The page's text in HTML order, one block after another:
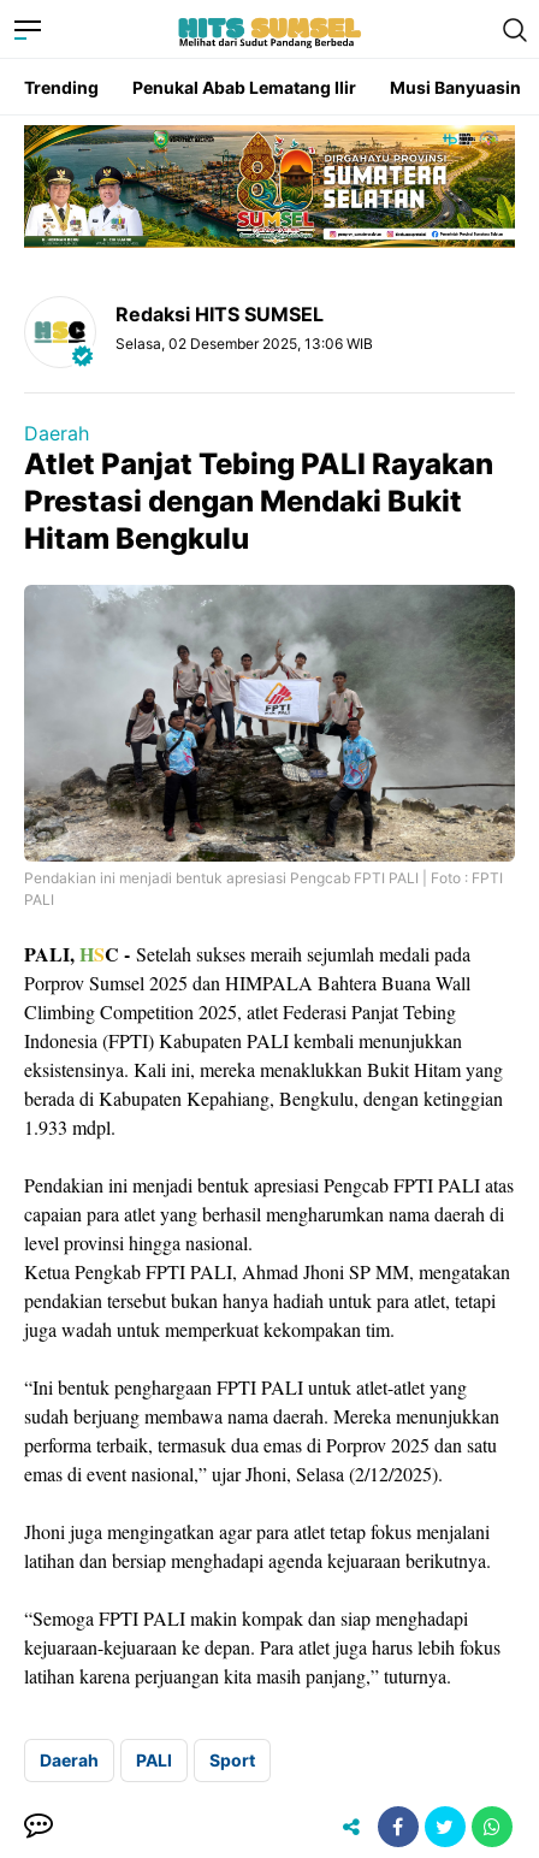
Trending Penukal Abab Lematang Ilir Musi Banyuasin
Redaksi HITS SUMSEL
Selasa, 02 Desember 2025, 13:06 WIB
Daerah
Atlet Panjat Tebing PALI Rayakan
Prestasi dengan Mendaki Bukit
Hitam Bengkulu
Pendakian ini menjadi bentuk apresiasi Pengcab FPTI PALI | Foto : FPTI
PALI
PALI,HSC - Setelah sukses meraih sejumlah medali pada
Porprov Sumsel 2025 dan HIMPALA Bahtera Buana Wall
Climbing Competition 2025, atlet Federasi Panjat Tebing
Indonesia (FPTI) Kabupaten PALI kembali menunjukkan
eksistensinya. Kali ini, mereka menaklukkan Bukit Hitamyang
berada di Kabupaten Kepahiang, Bengkulu, dengan ketinggian
1.933 mdpl.
Pendakian ini menjadi bentuk apresiasi Pengcab FPTI PALI atas
capaian para atlet yang berhasil mengharumkan nama daerah di
level provinsi hingga nasional.
Ketua Pengkab FPTI PALI, Ahmad Jhoni SP MM, mengatakan
pendakian tersebut bukan hanya hadiah untuk para atlet, tetapi
juga wadah untuk memperkuat kekompakan tim.
“Ini bentuk penghargaan FPTI PALI untuk atlet-atlet yang
sudah berjuang membawa nama daerah. Mereka menunjukkan
performa terbaik, termasuk dua emas di Porprov 2025 dan satu
emas di event nasional,” ujar Jhoni, Selasa (2/12/2025).
Jhoni juga mengingatkan agar para atlet tetap fokus menjalani
latihan dan bersiap menghadapi agenda kejuaraan berikutnya.
“Semoga FPTI PALI makin kompak dan siap menghadapi
kejuaraan-kejuaraan ke depan. Para atlet juga harus lebih fokus
latihan karena perjuangan kita masih panjang,” tuturnya.
Daerah PALI Sport